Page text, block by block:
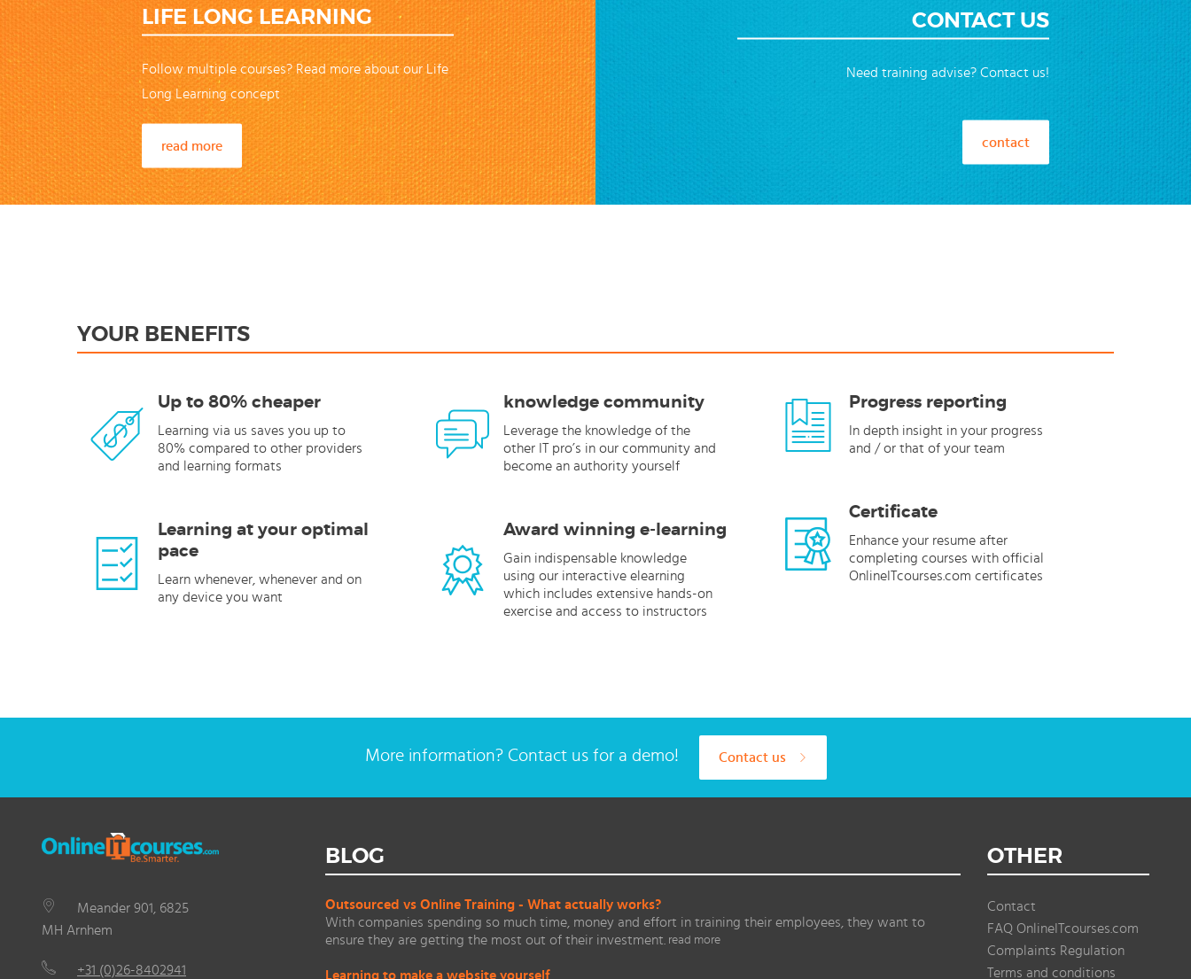
LIFE LONG LEARNING
Follow multiple courses? Read more about our Life
Long Learning concept
read more
CONTACT US
Need training advise? Contact us!
contact
YOUR BENEFITS
Up to 80% cheaper
Learning via us saves you up to
80% compared to other providers
and learning formats
Learning at your optimal
pace
Learn whenever, whenever and on
any device you want
knowledge community
Leverage the knowledge of the
other IT pro’s in our community and
become an authority yourself
Award winning e-learning
Gain indispensable knowledge
using our interactive elearning
which includes extensive hands-on
exercise and access to instructors
Progress reporting
In depth insight in your progress
and / or that of your team
Certificate
Enhance your resume after
completing courses with official
OnlineITcourses.com certificates
More information? Contact us for a demo! Contact us
Meander 901, 6825
MH Arnhem
+31 (0)26-8402941
BLOG
Outsourced vs Online Training - What actually works?
With companies spending so much time, money and effort in training their employees, they want to
ensure they are getting the most out of their investment. read more
Learning to make a website yourself
OTHER
Contact
FAQ OnlineITcourses.com
Complaints Regulation
Terms and conditions